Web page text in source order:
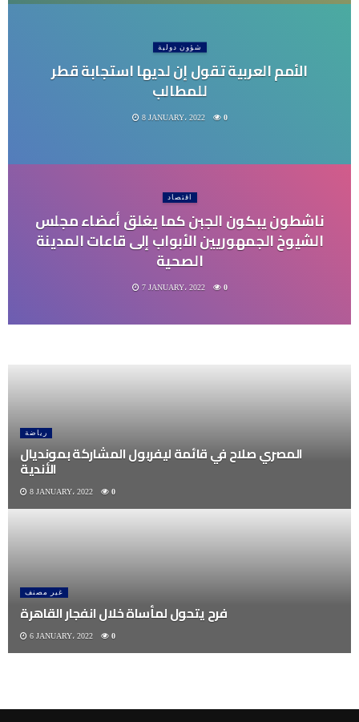
شؤون دولية
الأمم العربية تقول إن لديها استجابة قطر
للمطالب
8 JANUARY، 2022 0
اقتصاد
ناشطون يبكون الجبن كما يغلق أعضاء مجلس
الشيوخ الجمهوريين الأبواب إلى قاعات المدينة
الصحية
7 JANUARY، 2022 0
رياضة
المصري صلاح في قائمة ليفربول المشاركة بمونديال
الأندية
8 JANUARY، 2022 0
غير مصنف
فرح يتحول لمأساة خلال انفجار القاهرة
6 JANUARY، 2022 0